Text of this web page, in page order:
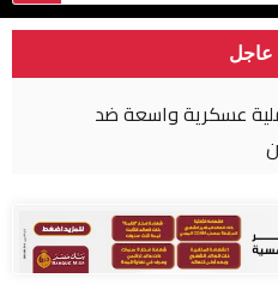
عاجل
عسكرية واسعة ضد